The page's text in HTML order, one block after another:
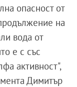
опасност от
на
вода от
е с със
активност",
Димитър